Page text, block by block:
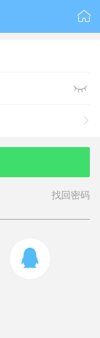



找回密码
